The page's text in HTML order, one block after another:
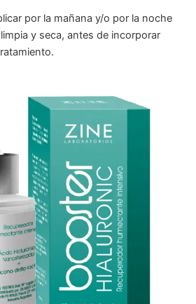
por la mañana y/o por la noche
y seca, antes de incorporar